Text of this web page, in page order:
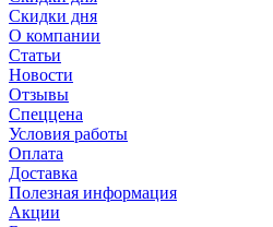
Скидки дня
О компании
Статьи
Новости
Отзывы
Спеццена
Условия работы
Оплата
Доставка
Полезная информация
Акции